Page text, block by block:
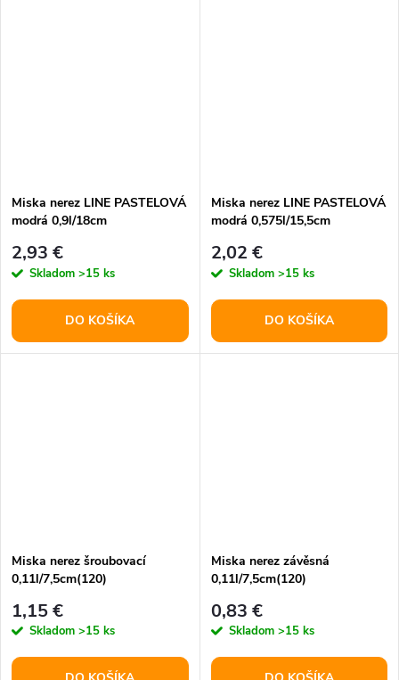
Miska nerez LINE PASTELOVÁ
modrá 0,9l/18cm
2,93 €
Skladom >15 ks
DO KOŠÍKA
Miska nerez LINE PASTELOVÁ
modrá 0,575l/15,5cm
2,02 €
Skladom >15 ks
DO KOŠÍKA
Miska nerez šroubovací
0,11l/7,5cm(120)
1,15 €
Skladom >15 ks
Miska nerez závěsná
0,11l/7,5cm(120)
0,83 €
Skladom >15 ks